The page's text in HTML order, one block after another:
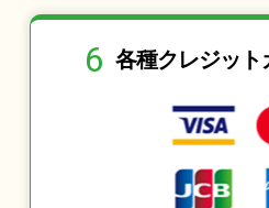
6 各種クレジット